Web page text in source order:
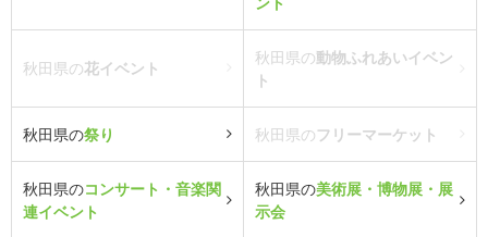
秋田県の花イベント
秋田県の動物ふれあいイベン
ト
秋田県の祭り 秋田県のフリーマーケット
秋田県のコンサート・音楽関
連イベント
秋田県の美術展・博物展・展
示会